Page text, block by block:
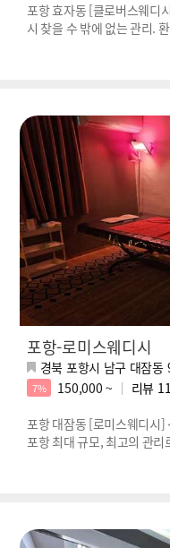
포항 효자동 [클로버스웨디
시 찾을 수 밖에 없는 관리.
포항-로미스웨디시
경북 포항시 남구 대잠동
7% 150,000 ~ 리뷰
포항 대잠동 [로미스웨디시]
포항 최대 규모, 최고의 관